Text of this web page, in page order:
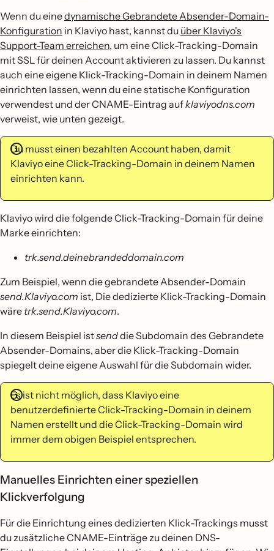
Wenn du einedynamische Gebrandete Absender-Domain-
Konfiguration in Klaviyo hast, kannst du über Klaviyo's
Support-Team erreichen, um eine Click-Tracking-Domain
mit SSL für deinen Account aktivieren zu lassen. Du kannst
auch eine eigene Klick-Tracking-Domain in deinem Namen
einrichten lassen, wenn du eine statische Konfiguration
verwendest und der CNAME-Eintrag aufklaviyodns.com
verweist, wie unten gezeigt.
Du musst einen bezahlten Account haben, damit
Klaviyo eine Click-Tracking-Domain in deinem Namen
einrichten kann.
Klaviyo wird die folgende Click-Tracking-Domain für deine
Marke einrichten:
trk.send.deinebrandeddomain.com
Zum Beispiel, wenn die gebrandete Absender-Domain
send.Klaviyo.com ist, Die dedizierte Klick-Tracking-Domain
wäre trk.send.Klaviyo.com.
In diesem Beispiel istsenddie Subdomain des Gebrandete
Absender-Domains, aber die Klick-Tracking-Domain
spiegelt deine eigene Auswahl für die Subdomain wider.
Es ist nicht möglich, dass Klaviyo eine
benutzerdefinierte Click-Tracking-Domain in deinem
Namen erstellt und die Click-Tracking-Domain wird
immer dem obigen Beispiel entsprechen.
Manuelles Einrichten einer speziellen
Klickverfolgung
Für die Einrichtung eines dedizierten Klick-Trackings musst
du zusätzliche CNAME-Einträge zu deinen DNS-